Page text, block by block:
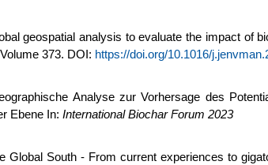
geospatial analysis to evaluate the impact of
373. DOI: https://doi.org/10.1016/
Analyse zur Vorhersage des
Ebene In: International Biochar Forum 2023
Global South - From current experiences to